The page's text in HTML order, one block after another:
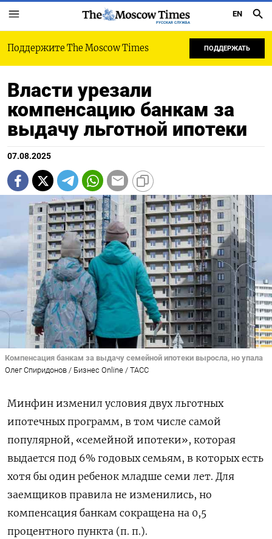
РУССКАЯ СЛУЖБА
EN
Поддержите The Moscow Times ПОДДЕРЖАТЬ
Власти урезали
компенсацию банкам за
выдачу льготной ипотеки
07.08.2025
Компенсация банкам за выдачу семейной ипотеки выросла, но упала
Олег Спиридонов / Бизнес Online / ТАСС
Минфин изменил условия двух льготных
ипотечных программ, в том числе самой
популярной, «семейной ипотеки», которая
выдается под 6% годовых семьям, в которых есть
хотя бы один ребенок младше семи лет. Для
заемщиков правила не изменились, но
компенсация банкам сокращена на 0,5
процентного пункта (п. п.).